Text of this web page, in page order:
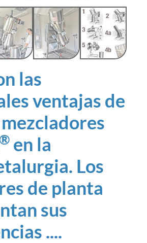
las
ventajas de
en la
Los
de planta
sus
....